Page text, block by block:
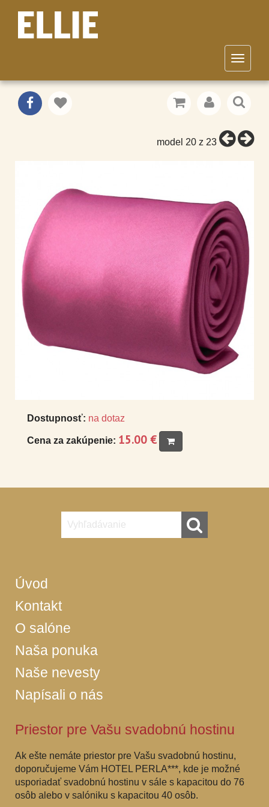
Toggle
model 20 z 23
Dostupnosť: na dotaz
Cena za zakúpenie: 15.00 €
Úvod
Kontakt
O salóne
Naša ponuka
Naše nevesty
Napísali o nás
Priestor pre Vašu svadobnú hostinu
Ak ešte nemáte priestor pre Vašu svadobnú hostinu,
doporučujeme Vám HOTEL PERLA***, kde je možné
usporiadať svadobnú hostinu v sále s kapacitou do 76
osôb alebo v salóniku s kapacitou 40 osôb.